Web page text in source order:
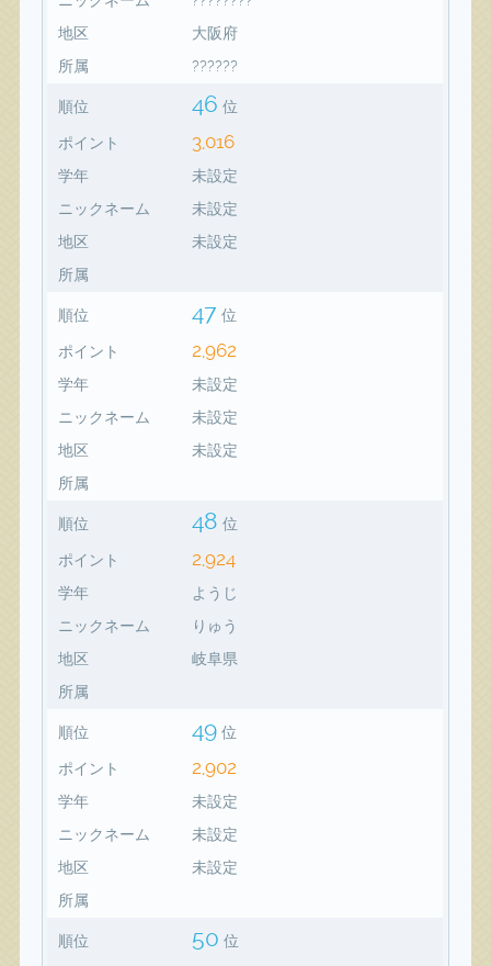
地区
大阪府
所属
??????
順位 46 位
ポイント 3,016
学年
未設定
ニックネーム
未設定
地区
未設定
所属
順位 47 位
ポイント 2,962
学年
未設定
ニックネーム
未設定
地区
未設定
所属
順位 48 位
ポイント 2,924
学年
ようじ
ニックネーム
りゅう
地区
岐阜県
所属
順位 49 位
ポイント 2,902
学年
未設定
ニックネーム
未設定
地区
未設定
所属
順位 50 位